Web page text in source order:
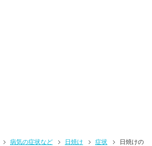
病気の症状など 日焼け 症状
日焼けの